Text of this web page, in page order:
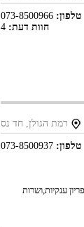
טלפון: 073-8500966
חוות דעת: 4
רמת הגולן, חד נס
טלפון: 073-8500937
ענקיות,ושרות